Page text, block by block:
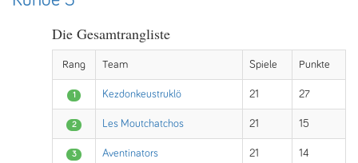
Die Gesamtrangliste
Rang Team Spiele Punkte
1 Kezdonkeustruklö 21 27
2 Les Moutchatchos 21 15
3 Aventinators 21 14